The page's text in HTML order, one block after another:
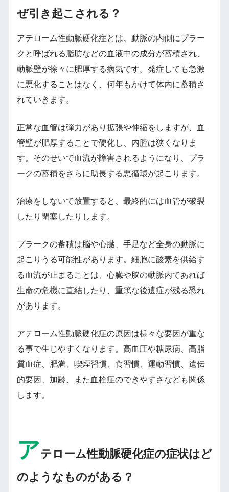
ぜ引き起こされる？
アテローム性動脈硬化症とは、動脈の内側にプラー
クと呼ばれる脂肪などの血液中の成分が蓄積され、
動脈壁が徐々に肥厚する病気です。発症しても急激
に悪化することはなく、何年もかけて体内に蓄積さ
れていきます。
正常な血管は弾力があり拡張や伸縮をしますが、血
管壁が肥厚することで硬化し、内腔は狭くなりま
す。そのせいで血流が障害されるようになり、プラ
ークの蓄積をさらに助長する悪循環が起こります。
治療をしないで放置すると、最終的には血管が破裂
したり閉塞したりします。
プラークの蓄積は脳や心臓、手足など全身の動脈に
起こりうる可能性があります。細胞に酸素を供給す
る血流が止まることは、心臓や脳の動脈内であれば
生命の危機に直結したり、重篤な後遺症が残る恐れ
があります。
アテローム性動脈硬化症の原因は様々な要因が重な
る事で生じやすくなります。高血圧や糖尿病、高脂
質血症、肥満、喫煙習慣、食習慣、運動習慣、遺伝
的要因、加齢、また血栓症のできやすさなども関係
します。
アテローム性動脈硬化症の症状はど
のようなものがある？